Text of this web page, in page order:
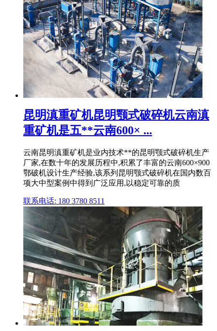
昆明滇重矿机昆明颚式破碎机云南滇
重矿机是五**云南600× ...
云南昆明滇重矿机是业内技术**的昆明颚式破碎机生产
厂家,在数十年的发展历程中,积累了丰富的云南600×900
鄂破机设计生产经验,该系列昆明颚式破碎机在国内数百
项大中型案例中得到广泛应用,以稳定可靠的质
联系电话: 180 3780 8511